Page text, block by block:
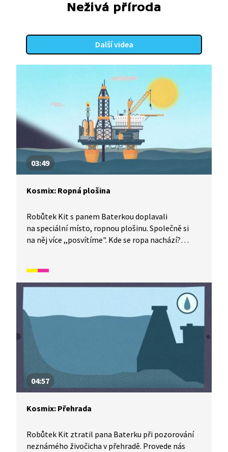
Neživá příroda
Další videa
03:49
Kosmix: Ropná plošina
Robůtek Kit s panem Baterkou doplavali
na speciální místo, ropnou plošinu. Společně si
na něj více ,,posvítíme". Kde se ropa nachází?
04:57
Kosmix: Přehrada
Robůtek Kit ztratil pana Baterku při pozorování
neznámého živočicha v přehradě. Provede nás